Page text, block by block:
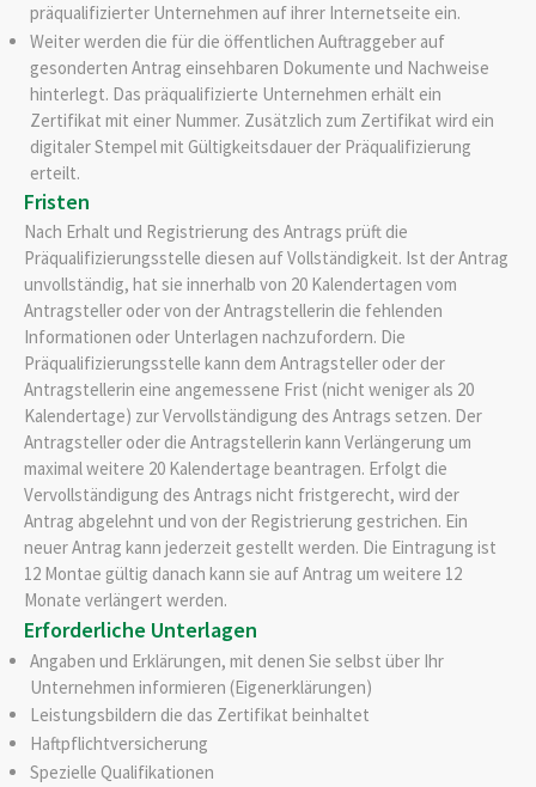
präqualifizierter Unternehmen auf ihrer Internetseite ein.
Weiter werden die für die öffentlichen Auftraggeber auf
gesonderten Antrag einsehbaren Dokumente und Nachweise
hinterlegt. Das präqualifizierte Unternehmen erhält ein
Zertifikat mit einer Nummer. Zusätzlich zum Zertifikat wird ein
digitaler Stempel mit Gültigkeitsdauer der Präqualifizierung
erteilt.
Fristen
Nach Erhalt und Registrierung des Antrags prüft die
Präqualifizierungsstelle diesen auf Vollständigkeit. Ist der Antrag
unvollständig, hat sie innerhalb von 20 Kalendertagen vom
Antragsteller oder von der Antragstellerin die fehlenden
Informationen oder Unterlagen nachzufordern. Die
Präqualifizierungsstelle kann dem Antragsteller oder der
Antragstellerin eine angemessene Frist (nicht weniger als 20
Kalendertage) zur Vervollständigung des Antrags setzen. Der
Antragsteller oder die Antragstellerin kann Verlängerung um
maximal weitere 20 Kalendertage beantragen. Erfolgt die
Vervollständigung des Antrags nicht fristgerecht, wird der
Antrag abgelehnt und von der Registrierung gestrichen. Ein
neuer Antrag kann jederzeit gestellt werden. Die Eintragung ist
12 Montae gültig danach kann sie auf Antrag um weitere 12
Monate verlängert werden.
Erforderliche Unterlagen
Angaben und Erklärungen, mit denen Sie selbst über Ihr
Unternehmen informieren (Eigenerklärungen)
Leistungsbildern die das Zertifikat beinhaltet
Haftpflichtversicherung
Spezielle Qualifikationen